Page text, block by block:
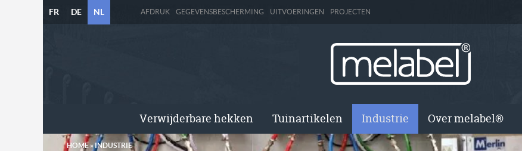
FR DE NL AFDRUK GEGEVENSBESCHERMING UITVOERINGEN PROJECTEN
Verwijderbare hekken Tuinartikelen Industrie Over melabel®
HOME »INDUSTRIE